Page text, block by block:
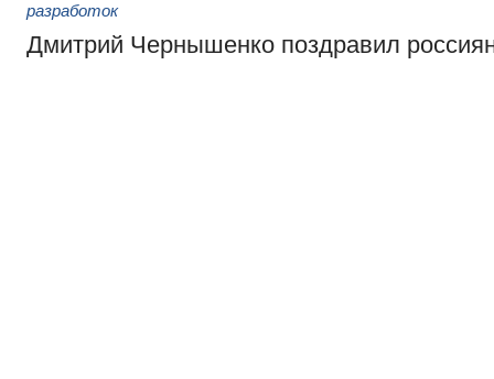
разработок
Дмитрий Чернышенко поздравил